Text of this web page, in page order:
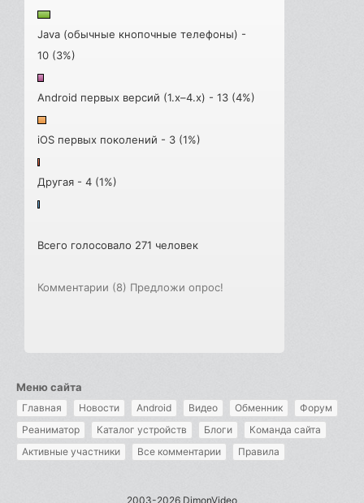
Java (обычные кнопочные телефоны) -
10 (3%)
Android первых версий (1.x–4.x) - 13 (4%)
iOS первых поколений - 3 (1%)
Другая - 4 (1%)
Всего голосовало 271 человек
Комментарии (8) Предложи опрос!
Меню сайта
Главная Новости Android Видео Обменник
Форум
Реаниматор
Каталог устройств Блоги
Команда сайта
Активные участники
Все комментарии Правила
2003-2026 DimonVideo